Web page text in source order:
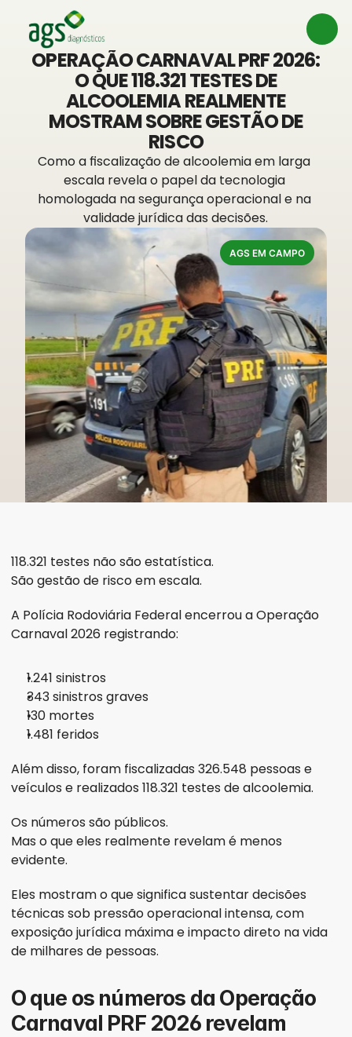
OPERAÇÃO CARNAVAL PRF 2026:
O QUE 118.321 TESTES DE
ALCOOLEMIA REALMENTE
MOSTRAM SOBRE GESTÃO DE
RISCO
Como a fiscalização de alcoolemia em larga
escala revela o papel da tecnologia
homologada na segurança operacional e na
validade jurídica das decisões.
AGS EM CAMPO
118.321 testes não são estatística.
São gestão de risco em escala.
A Polícia Rodoviária Federal encerrou a Operação
Carnaval 2026 registrando:
1.241 sinistros
343 sinistros graves
130 mortes
1.481 feridos
Além disso, foram fiscalizadas 326.548 pessoas e
veículos e realizados 118.321 testes de alcoolemia.
Os números são públicos.
Mas o que eles realmente revelam é menos
evidente.
Eles mostram o que significa sustentar decisões
técnicas sob pressão operacional intensa, com
exposição jurídica máxima e impacto direto na vida
de milhares de pessoas.
O que os números da Operação
Carnaval PRF 2026 revelam